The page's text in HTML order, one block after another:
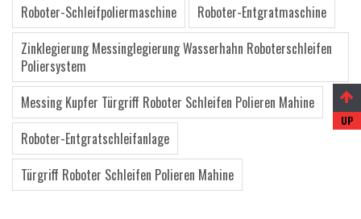
Roboter-Schleifpoliermaschine
Roboter-Entgratmaschine
Zinklegierung Messinglegierung Wasserhahn Roboterschleifen
Poliersystem
Messing Kupfer Türgriff Roboter Schleifen Polieren Mahine
Roboter-Entgratschleifanlage
Türgriff Roboter Schleifen Polieren Mahine